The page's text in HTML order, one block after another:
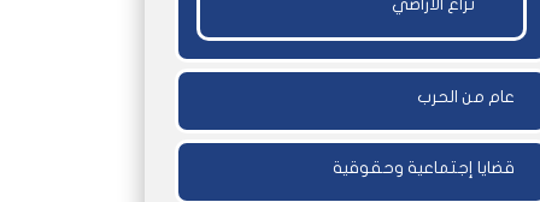
نزاع الاراضي
عام من الحرب
قضايا إجتماعية وحقوقية